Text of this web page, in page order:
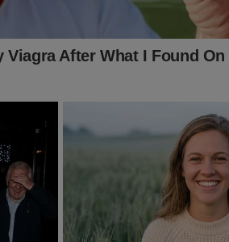
Online através de boleto
terá nenhuma publicidade durante a
A Verdade.
de você! Faça agora a sua
apresentacao